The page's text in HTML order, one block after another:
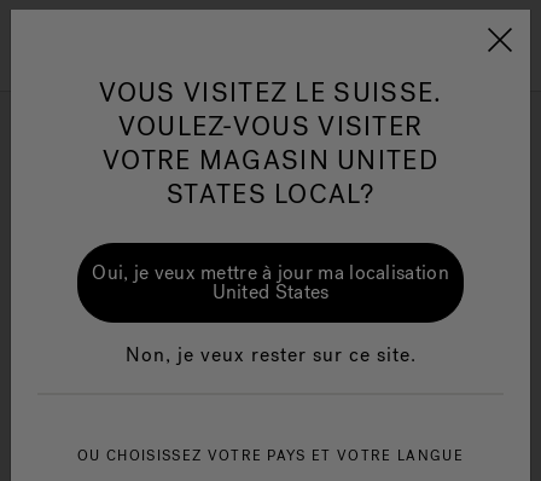
Jacuzzi&reg; EMEA
Jacuzzi® Sensational
Wellness™
One Page
Spas ronds
VOUS VISITEZ LE SUISSE.
VOULEZ-VOUS VISITER
VOTRE MAGASIN UNITED
STATES LOCAL?
Oui, je veux mettre à jour ma localisation
United States
Non, je veux rester sur ce site.
OU CHOISISSEZ VOTRE PAYS ET VOTRE LANGUE